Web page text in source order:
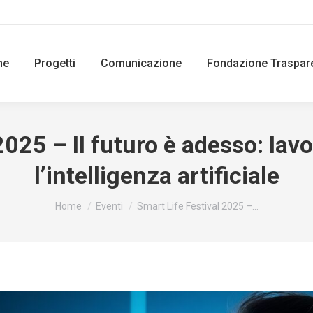
Progetti Comunicazione Fondazione
– Il futuro è adesso:
l’intelligenza artificiale
You are here:
Home Eventi Smart Life Festival 2025 –…